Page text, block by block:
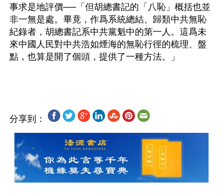
事求是地評價──「但胡總書記的「八恥」概括也並
非一無是處。畢竟，作爲系統總結、歸類中共無恥
紀錄者，胡總書記系中共黨魁中的第一人。這爲未
來中國人民對中共浩如煙海的無恥行徑的梳理、盤
點，也算是開了個頭，提供了一種方法。」
分享到：